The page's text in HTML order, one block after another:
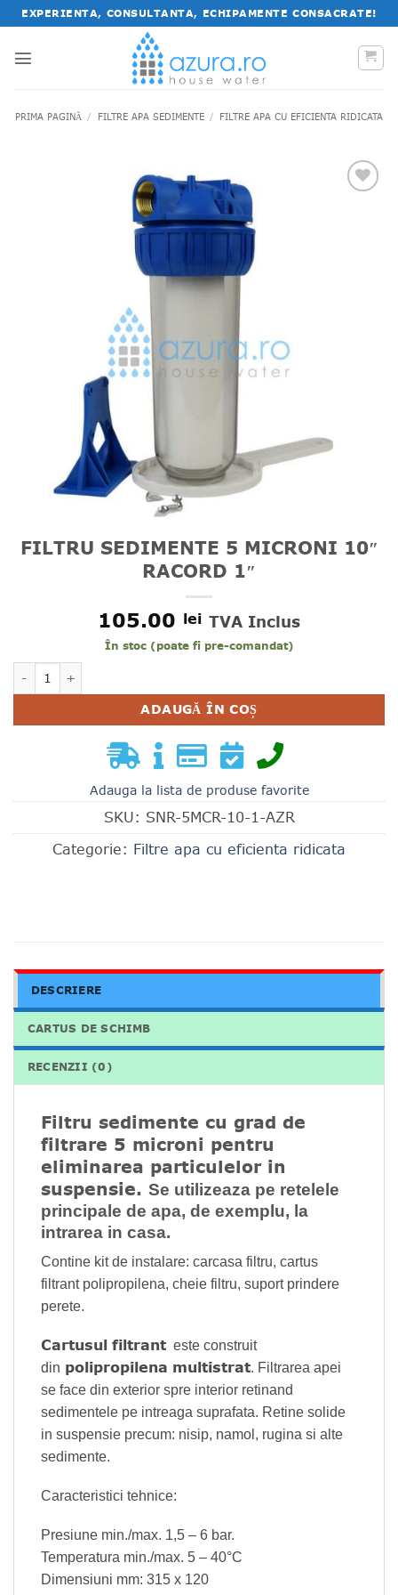
Salt
la
conținut
EXPERIENTA, CONSULTANTA, ECHIPAMENTE CONSACRATE!
PRIMA PAGINĂ / FILTRE APA SEDIMENTE / FILTRE APA CU EFICIENTA RIDICATA
FILTRU SEDIMENTE 5 MICRONI 10″
RACORD 1″
105.00 lei TVA Inclus
În stoc (poate fi pre-comandat)
Cantitate FILTRU SEDIMENTE 5 MICRONI 10" RACORD 1"
ADAUGĂ ÎN COȘ
Adauga la lista de produse favorite
SKU: SNR-5MCR-10-1-AZR
Categorie: Filtre apa cu eficienta ridicata
DESCRIERE
CARTUS DE SCHIMB
RECENZII (0)
Filtru sedimente cu grad de
filtrare 5 microni pentru
eliminarea particulelor in
suspensie. Se utilizeaza pe retelele
principale de apa, de exemplu, la
intrarea in casa.
Contine kit de instalare: carcasa filtru, cartus
filtrant polipropilena, cheie filtru, suport prindere
perete.
Cartusul filtrant este construit
din polipropilena multistrat. Filtrarea apei
se face din exterior spre interior retinand
sedimentele pe intreaga suprafata. Retine solide
in suspensie precum: nisip, namol, rugina si alte
sedimente.
Caracteristici tehnice:
Presiune min./max. 1,5 – 6 bar.
Temperatura min./max. 5 – 40°C
Dimensiuni mm: 315 x 120